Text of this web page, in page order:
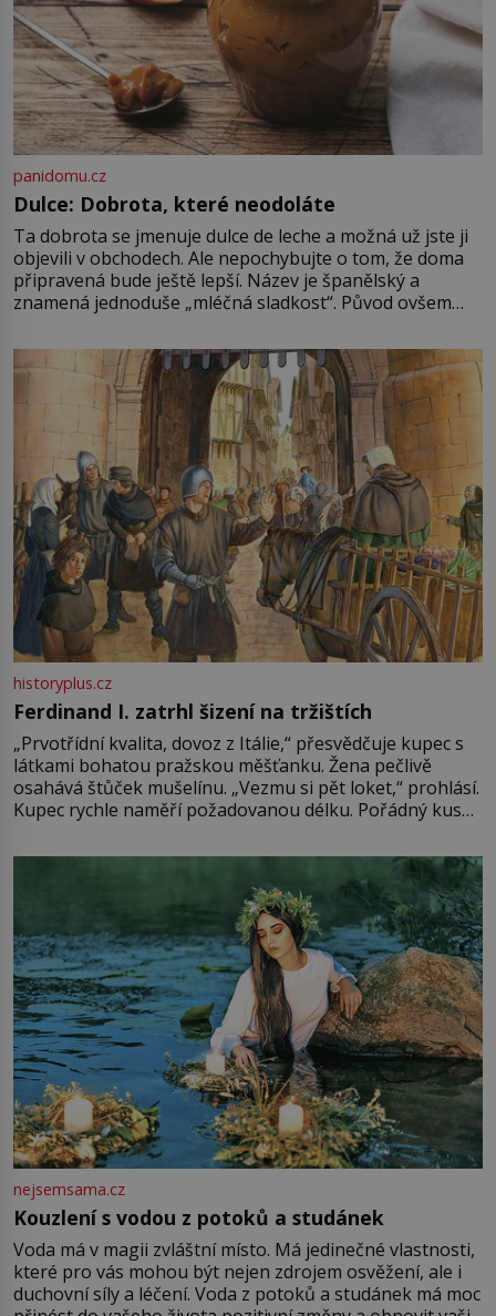
panidomu.cz
Dulce: Dobrota, které neodoláte
Ta dobrota se jmenuje dulce de leche a možná už jste ji
objevili v obchodech. Ale nepochybujte o tom, že doma
připravená bude ještě lepší. Název je španělský a
znamená jednoduše „mléčná sladkost“. Původ ovšem
pře hned několik latinskoamerických zemí a k tomu
Francie, kde se traduje,
historyplus.cz
Ferdinand I. zatrhl šizení na tržištích
„Prvotřídní kvalita, dovoz z Itálie,“ přesvědčuje kupec s
látkami bohatou pražskou měšťanku. Žena pečlivě
osahává štůček mušelínu. „Vezmu si pět loket,“ prohlásí.
Kupec rychle naměří požadovanou délku. Pořádný kus
milostpaní. Stačí jenom na sukni,“ zhodnotí švadlena
množství růžového mušelínu. „Ošidili vás, podívejte.“
Vezme do ruky dřevěnou
nejsemsama.cz
Kouzlení s vodou z potoků a studánek
Voda má v magii zvláštní místo. Má jedinečné vlastnosti,
které pro vás mohou být nejen zdrojem osvěžení, ale i
duchovní síly a léčení. Voda z potoků a studánek má moc